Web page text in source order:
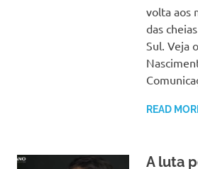
volta aos
das
Sul. Veja
READ
A luta